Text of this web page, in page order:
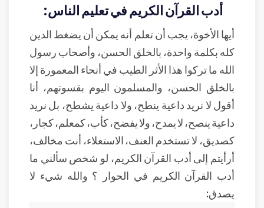
أدب القرآن الكريم في تعليم الناس:
أيها الأخوة، يجب أن تعلم أنه يمكن أن يضغط الدين
كله بكلمة واحدة، بالخلق الحسن، وأصحاب رسول
الله ما تركوا هذا الأثر الطيب في أنحاء المعمورة إلا
بالخلق الحسن، والمسلمون اليوم بقسوتهم، أنا
أقول لا نريد داعية ينطح، ولا داعية يشطح، بل نريد
داعية ينصح، لا يمدح، ولا يفضح، كأب، كمعلم، كجار،
كصديق، لا تستخدم العنف، الاستعلاء، أنت مخالف،
أرأيتم إلى أدب القرآن الكريم، لو شخص سألني ما
أدب القرآن الكريم في الحوار ؟ والله شيء لا
يصدق: